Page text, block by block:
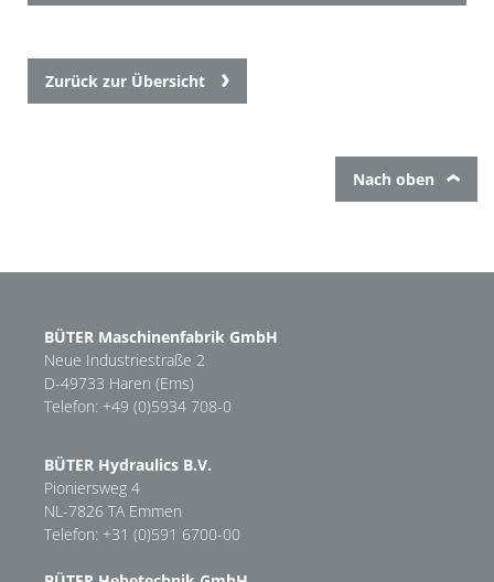
Zurück zur Übersicht
Nach oben
BÜTER Maschinenfabrik GmbH
Neue Industriestraße 2
D-49733 Haren (Ems)
Telefon: +49 (0)5934 708-0
BÜTER Hydraulics B.V.
Pioniersweg 4
NL-7826 TA Emmen
Telefon: +31 (0)591 6700-00